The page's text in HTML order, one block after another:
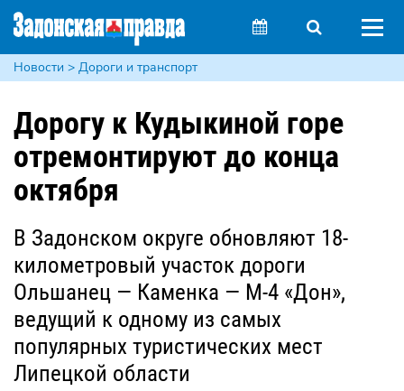
Новости > Дороги и транспорт
Дорогу к Кудыкиной горе
отремонтируют до конца
октября
В Задонском округе обновляют 18-
километровый участок дороги
Ольшанец — Каменка — М-4 «Дон»,
ведущий к одному из самых
популярных туристических мест
Липецкой области